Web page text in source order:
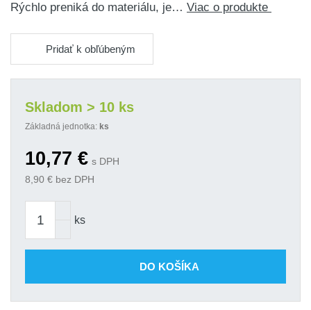
Rýchlo preniká do materiálu, je… Viac o produkte
Pridať k obľúbeným
Skladom > 10 ks
Základná jednotka: ks
10,77 € s DPH
8,90 € bez DPH
ks
DO KOŠÍKA